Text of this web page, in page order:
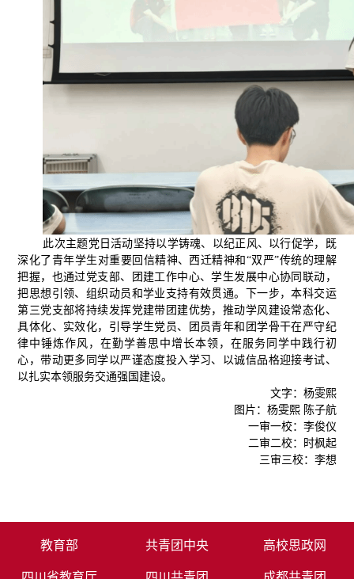
此次主题党日活动坚持以学铸魂、以纪正风、以行促学，既
深化了青年学生对重要回信精神、西迁精神和“双严”传统的理解
把握，也通过党支部、团建工作中心、学生发展中心协同联动，
把思想引领、组织动员和学业支持有效贯通。下一步，本科交运
第三党支部将持续发挥党建带团建优势，推动学风建设常态化、
具体化、实效化，引导学生党员、团员青年和团学骨干在严守纪
律中锤炼作风，在勤学善思中增长本领，在服务同学中践行初
心，带动更多同学以严谨态度投入学习、以诚信品格迎接考试、
以扎实本领服务交通强国建设。
文字：杨雯熙
图片：杨雯熙 陈子航
一审一校：李俊仪
二审二校：时枫起
三审三校：李想
教育部 共青团中央 高校思政网